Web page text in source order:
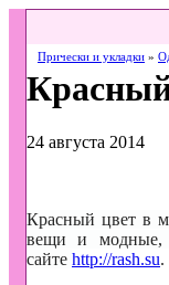
Прически и укладки »
24 августа 2014
Красный цвет в
вещи и модные,
сайте http://rash.su.